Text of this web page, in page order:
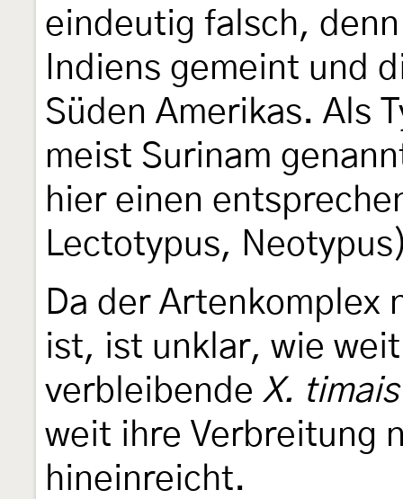
eindeutig falsch,
Indiens gemeint und
Süden Amerikas. Als
meist Surinam
hier einen
Lectotypus,
Da der
ist, ist unklar, wie
verbleibende X. timais
weit ihre Verbreitung
hineinreicht.